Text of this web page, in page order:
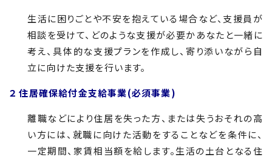
生活に困りごとや不安を抱えている場合など、支援員が
相談を受けて、どのような支援が必要かあなたと一緒に
考え、具体的な支援プランを作成し、寄り添いながら自
立に向けた支援を行います。
２ 住居確保給付金支給事業(必須事業)
離職などにより住居を失った方、または失うおそれの高
い方には、就職に向けた活動をすることなどを条件に、
一定期間、家賃相当額を給します。生活の土台となる住